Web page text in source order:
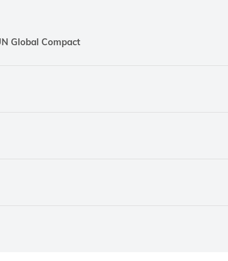
Global Compact